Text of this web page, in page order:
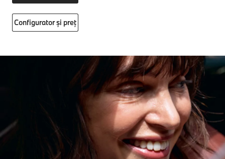
Configurator și preț